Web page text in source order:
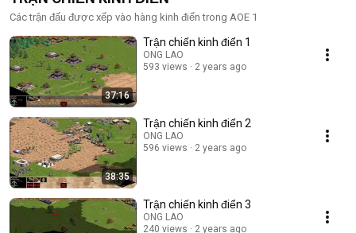
Các trận đấu được xếp vào hàng kinh điển trong AOE 1
37:16
Trận chiến kinh điển 1
ONG LAO
593 views
2 years ago
38:35
Trận chiến kinh điển 2
ONG LAO
596 views
2 years ago
Trận chiến kinh điển 3
ONG LAO
240 views
2 years ago